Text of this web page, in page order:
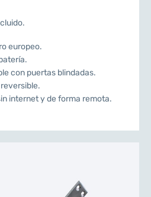
europeo.
con puertas blindadas.
internet y de forma remota.